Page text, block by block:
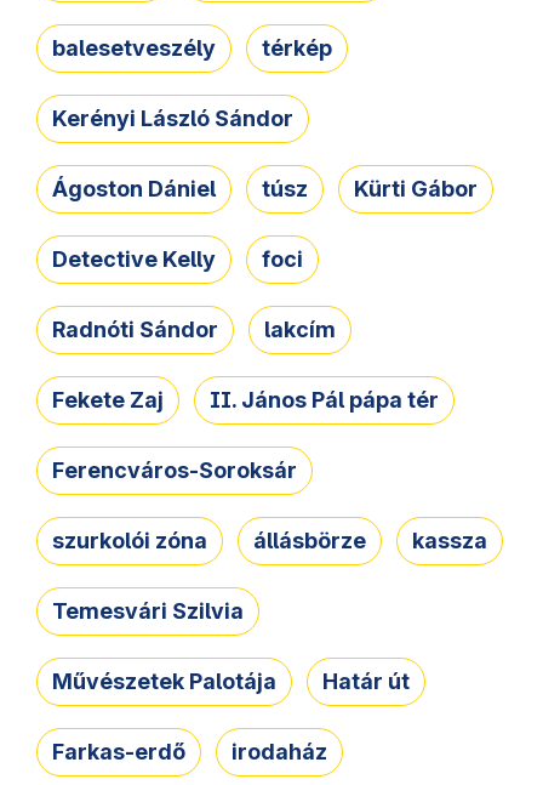
balesetveszély térkép
Kerényi László Sándor
Ágoston Dániel túsz Kürti Gábor
Detective Kelly foci
Radnóti Sándor lakcím
Fekete Zaj II. János Pál pápa tér
Ferencváros-Soroksár
szurkolói zóna állásbörze kassza
Temesvári Szilvia
Művészetek Palotája Határ út
Farkas-erdő irodaház